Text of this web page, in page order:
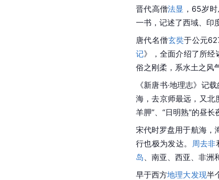
晋代高僧法显 ，65岁
一书，记述了西域 、
唐代名僧玄奘于公元
记》，全面介绍了所经
俗之刚柔，系水土之风
《新唐书·地理志》记
海，去京师最远，又北
羊胛”、“日明熟”的昼
宋代时罗盘用于航海，
行也极为发达。
周去非
岛 、南亚、西亚、 非洲
早于西方地理大发现半